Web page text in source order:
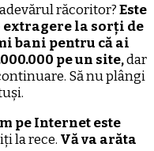
răcoritor?Este
la sorți de
bani pentru că ai
pe un site,dar
Să nu plângi
pe Internet este
la rece. Vă va arăta